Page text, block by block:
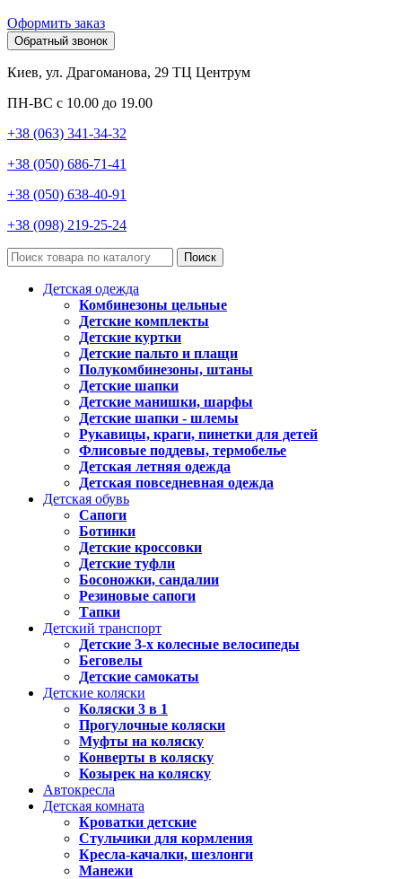
Оформить заказ
Обратный звонок
Киев, ул. Драгоманова, 29 ТЦ Центрум
ПН-ВС с 10.00 до 19.00
+38 (063) 341-34-32
+38 (050) 686-71-41
+38 (050) 638-40-91
+38 (098) 219-25-24
Поиск
Детская одежда
Комбинезоны цельные
Детские комплекты
Детские куртки
Детские пальто и плащи
Полукомбинезоны, штаны
Детские шапки
Детские манишки, шарфы
Детские шапки - шлемы
Рукавицы, краги, пинетки для детей
Флисовые поддевы, термобелье
Детская летняя одежда
Детская повседневная одежда
Детская обувь
Сапоги
Ботинки
Детские кроссовки
Детские туфли
Босоножки, сандалии
Резиновые сапоги
Тапки
Детский транспорт
Детские 3-х колесные велосипеды
Беговелы
Детские самокаты
Детские коляски
Коляски 3 в 1
Прогулочные коляски
Муфты на коляску
Конверты в коляску
Козырек на коляску
Автокресла
Детская комната
Кроватки детские
Стульчики для кормления
Кресла-качалки, шезлонги
Манежи